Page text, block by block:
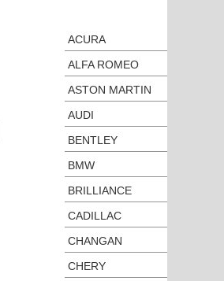
ACURA
ALFA ROMEO
ASTON MARTIN
AUDI
BENTLEY
BMW
BRILLIANCE
CADILLAC
CHANGAN
CHERY